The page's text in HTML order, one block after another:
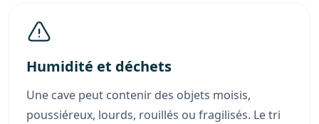
Humidité et déchets
Une cave peut contenir des objets moisis,
poussiéreux, lourds, rouillés ou fragilisés. Le tri